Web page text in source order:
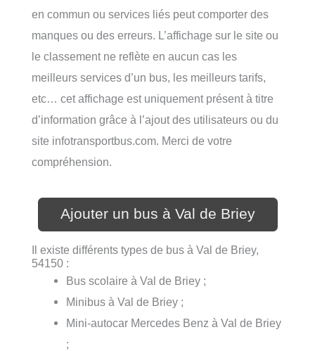
en commun ou services liés peut comporter des
manques ou des erreurs. L’affichage sur le site ou
le classement ne reflète en aucun cas les
meilleurs services d’un bus, les meilleurs tarifs,
etc… cet affichage est uniquement présent à titre
d’information grâce à l’ajout des utilisateurs ou du
site infotransportbus.com. Merci de votre
compréhension.
Ajouter un bus à Val de Briey
Il existe différents types de bus à Val de Briey,
54150 :
Bus scolaire à Val de Briey ;
Minibus à Val de Briey ;
Mini-autocar Mercedes Benz à Val de Briey
;